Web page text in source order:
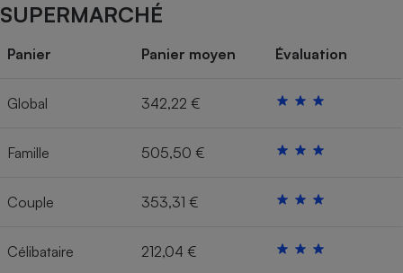
SUPERMARCHÉ
Panier Panier moyen Évaluation
Global 342,22 €
Famille 505,50 €
Couple 353,31 €
Célibataire 212,04 €
Robot ménager